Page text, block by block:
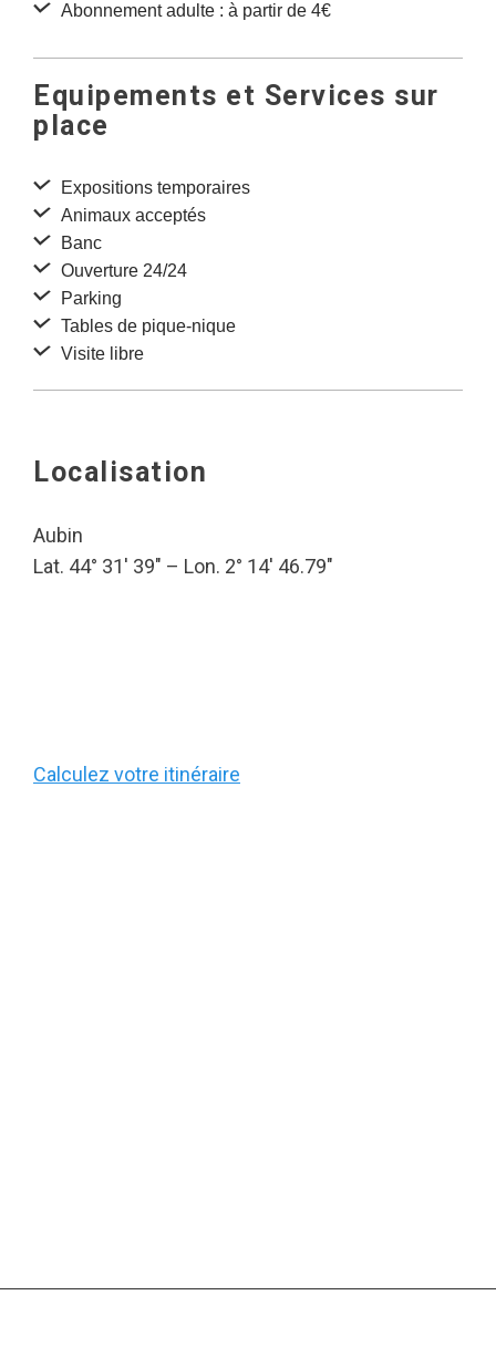
Abonnement adulte : à partir de 4€
Equipements et Services sur
place
Expositions temporaires
Animaux acceptés
Banc
Ouverture 24/24
Parking
Tables de pique-nique
Visite libre
Localisation
Aubin
Lat. 44° 31′ 39″ – Lon. 2° 14′ 46.79″
Calculez votre itinéraire